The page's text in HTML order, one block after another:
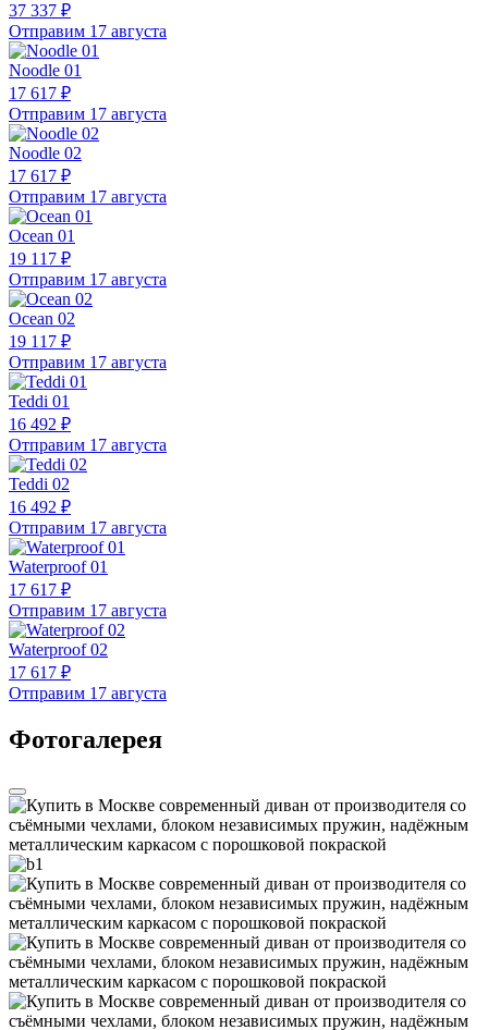
37 337 ₽
Отправим 17 августа
Noodle 01
17 617 ₽
Отправим 17 августа
Noodle 02
17 617 ₽
Отправим 17 августа
Ocean 01
19 117 ₽
Отправим 17 августа
Ocean 02
19 117 ₽
Отправим 17 августа
Teddi 01
16 492 ₽
Отправим 17 августа
Teddi 02
16 492 ₽
Отправим 17 августа
Waterproof 01
17 617 ₽
Отправим 17 августа
Waterproof 02
17 617 ₽
Отправим 17 августа
Фотогалерея